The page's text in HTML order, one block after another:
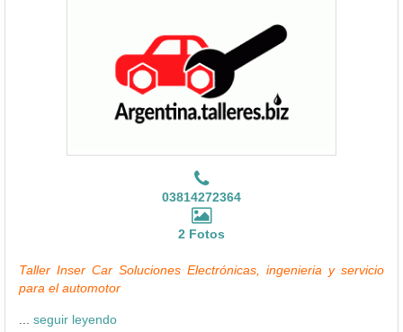
03814272364
2 Fotos
Taller Inser Car Soluciones Electrónicas, ingenieria y servicio
para el automotor
seguir leyendo